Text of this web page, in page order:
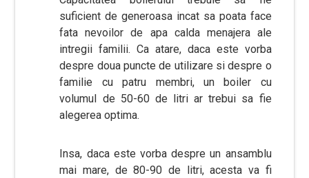
suficient de generoasa incat sa poata face
fata nevoilor de apa calda menajera ale
intregii familii. Ca atare, daca este vorba
despre doua puncte de utilizare si despre o
familie cu patru membri, un boiler cu
volumul de 50-60 de litri ar trebui sa fie
alegerea optima.
Insa, daca este vorba despre un ansamblu
mai mare, de 80-90 de litri, acesta va fi